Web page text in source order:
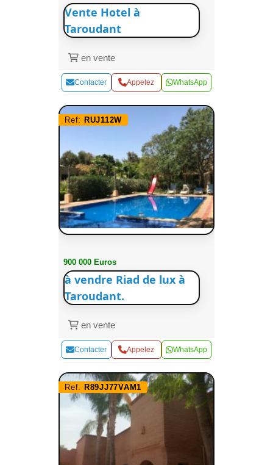
Vente Hotel à
Taroudant
en vente
Contacter Appelez WhatsApp
Ref: RUJ112W
900 000 Euros
à vendre Riad de lux à
Taroudant.
en vente
Contacter Appelez WhatsApp
Ref: R89JJ77VAM1